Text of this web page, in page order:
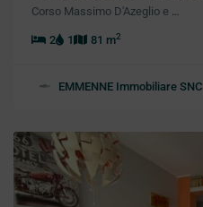
Corso Massimo D'Azeglio e …
2 1 81 m2
EMMENNE Immobiliare SNC